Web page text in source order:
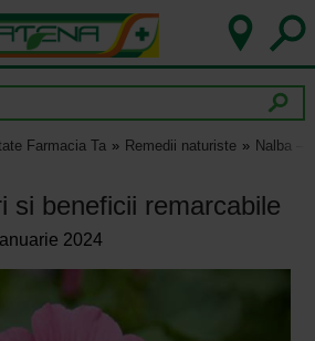
Farmacia Ta Remedii naturiste Nalba –
si beneficii remarcabile
2024